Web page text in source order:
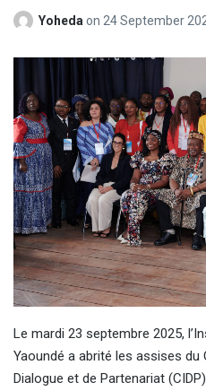
Yoheda on 24 September
Le mardi 23 septembre 2025,
Yaoundé a abrité les assises du
Dialogue et de Partenariat